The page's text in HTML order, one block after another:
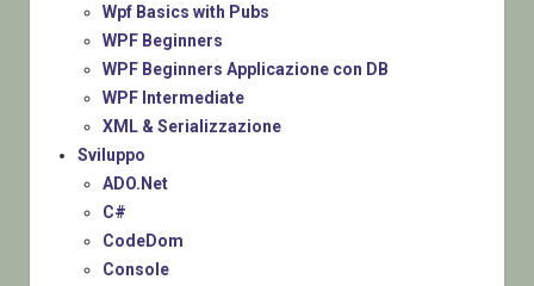
Wpf Basics with Pubs
WPF Beginners
WPF Beginners Applicazione con DB
WPF Intermediate
XML & Serializzazione
Sviluppo
ADO.Net
C#
CodeDom
Console